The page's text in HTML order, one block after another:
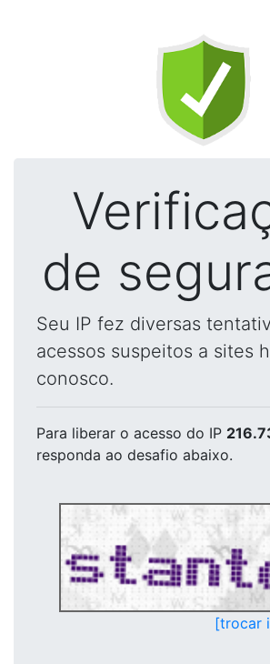
de
Seu IP fez diversas
acessos suspeitos a sites
conosco.
Para liberar o acesso do IP
responda ao desafio abaixo.
[trocar